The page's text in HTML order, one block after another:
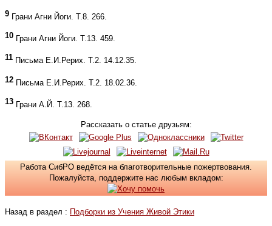
9 Грани Агни Йоги. Т.8. 266.
10 Грани Агни Йоги. Т.13. 459.
11 Письма Е.И.Рерих. Т.2. 14.12.35.
12 Письма Е.И.Рерих. Т.2. 18.02.36.
13 Грани А.Й. Т.13. 268.
Рассказать о статье друзьям:
Работа СибРО ведётся на благотворительные пожертвования.
Пожалуйста, поддержите нас любым вкладом:
Назад в раздел : Подборки из Учения Живой Этики